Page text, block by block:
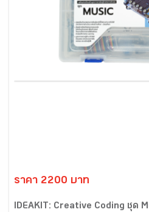
ราคา 2200 บาท
IDEAKIT: Creative Coding ชุด